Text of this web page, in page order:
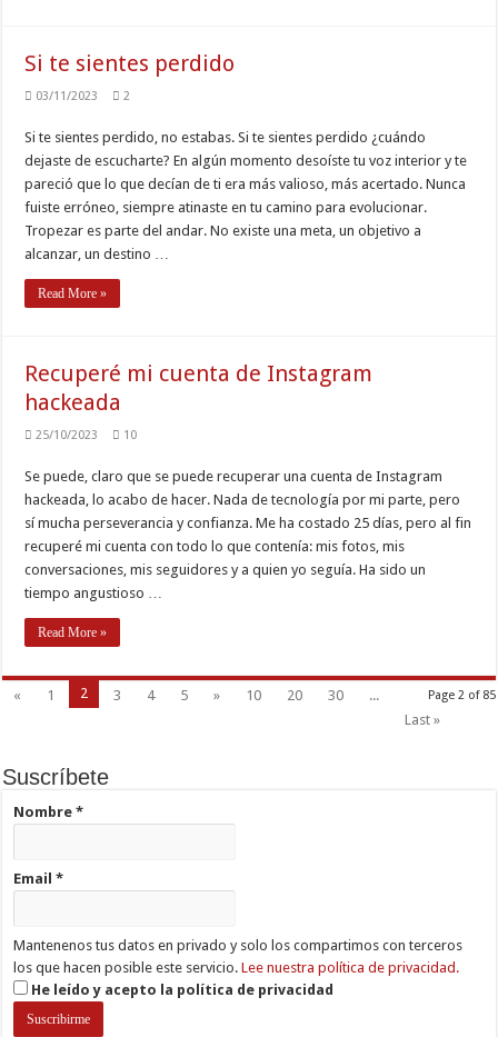
Si te sientes perdido
03/11/2023 2
Si te sientes perdido, no estabas. Si te sientes perdido ¿cuándo
dejaste de escucharte? En algún momento desoíste tu voz interior y te
pareció que lo que decían de ti era más valioso, más acertado. Nunca
fuiste erróneo, siempre atinaste en tu camino para evolucionar.
Tropezar es parte del andar. No existe una meta, un objetivo a
alcanzar, un destino …
Read More »
Recuperé mi cuenta de Instagram
hackeada
25/10/2023 10
Se puede, claro que se puede recuperar una cuenta de Instagram
hackeada, lo acabo de hacer. Nada de tecnología por mi parte, pero
sí mucha perseverancia y confianza. Me ha costado 25 días, pero al fin
recuperé mi cuenta con todo lo que contenía: mis fotos, mis
conversaciones, mis seguidores y a quien yo seguía. Ha sido un
tiempo angustioso …
Read More »
Page 2 of 85
« 1 2 3 4 5 » 10 20 30
...
Last »
Suscríbete
Nombre*
Email*
Mantenenos tus datos en privado y solo los compartimos con terceros
los que hacen posible este servicio.Lee nuestra política de privacidad.
He leído y acepto la política de privacidad